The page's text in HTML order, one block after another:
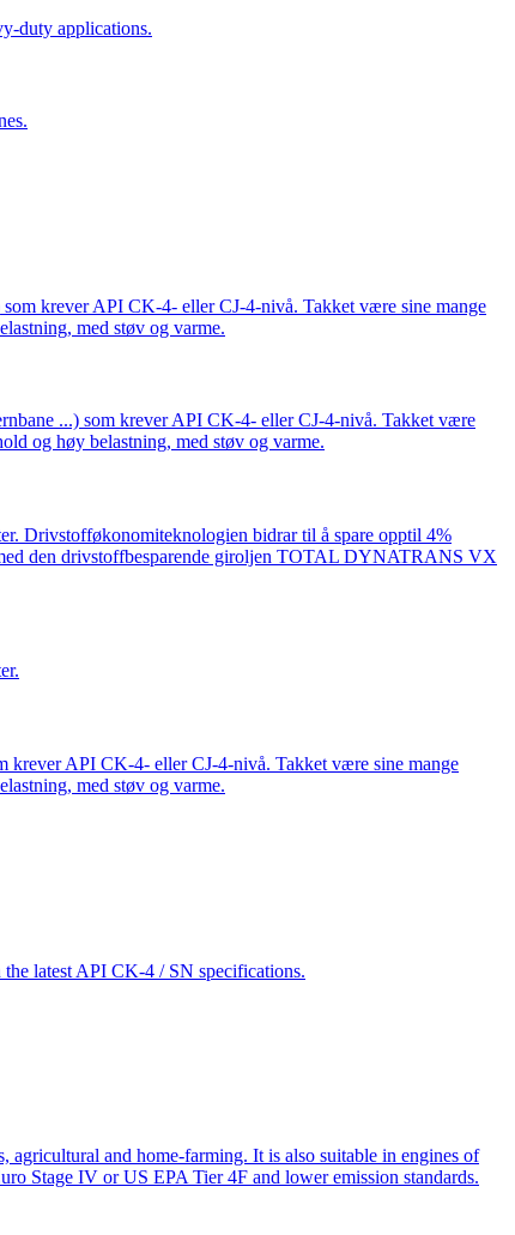
duty applications.
krever API CK-4- eller CJ-4-nivå. Takket være sine mange
med støv og varme.
...) som krever API CK-4- eller CJ-4-nivå. Takket være
og høy belastning, med støv og varme.
Drivstofføkonomiteknologien bidrar til å spare opptil 4%
den drivstoffbesparende giroljen TOTAL DYNATRANS VX
krever API CK-4- eller CJ-4-nivå. Takket være sine mange
med støv og varme.
latest API CK-4 / SN specifications.
and home-farming. It is also suitable in engines of
Stage IV or US EPA Tier 4F and lower emission standards.